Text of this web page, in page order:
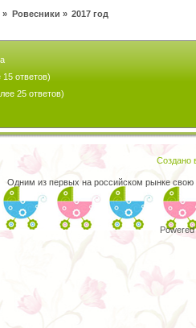
» Ровесники » 2017 год
ответов)
25 ответов)
Создано
Одним из первых на российском рынке